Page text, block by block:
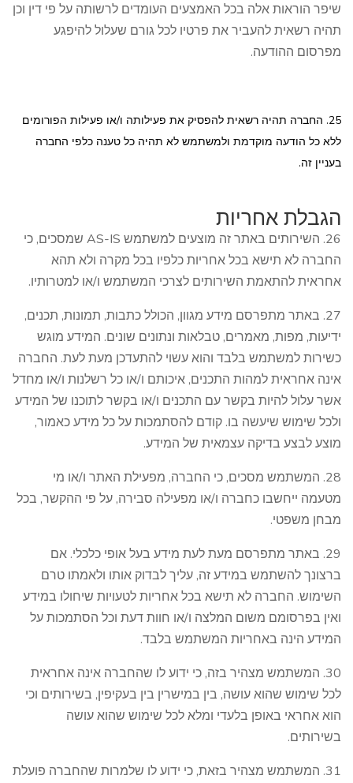
שיפר הוראות אלה בכל האמצעים העומדים לרשותה על פי דין וכן
תהיה רשאית להעביר את פרטיו לכל גורם שעלול להיפגע
מפרסום ההודעה.
25. החברה תהיה רשאית להפסיק את פעילותה ו/או פעילות הפורומים
ללא כל הודעה מוקדמת ולמשתמש לא תהיה כל טענה כלפי החברה
בעניין זה.
הגבלת אחריות
26. השירותים באתר זה מוצעים למשתמש AS-IS שמסכים, כי
החברה לא תישא בכל אחריות כלפיו בכל מקרה ולא תהא
אחראית להתאמת השירותים לצרכי המשתמש ו/או למטרותיו.
27. באתר מתפרסם מידע מגוון, הכולל כתבות, תמונות, תכנים,
ידיעות, מפות, מאמרים, טבלאות ונתונים שונים. המידע מוגש
כשירות למשתמש בלבד והוא עשוי להתעדכן מעת לעת. החברה
אינה אחראית למהות התכנים, איכותם ו/או כל רשלנות ו/או מחדל
אשר עלול להיות בקשר עם התכנים ו/או בקשר לתוכנו של המידע
ולכל שימוש שיעשה בו. קודם להסתמכות על כל מידע כאמור,
מוצע לבצע בדיקה עצמאית של המידע.
28. המשתמש מסכים, כי החברה, מפעילת האתר ו/או מי
מטעמה ייחשבו כחברה ו/או מפעילה סבירה, על פי ההקשר, בכל
מבחן משפטי.
29. באתר מתפרסם מעת לעת מידע בעל אופי כלכלי. אם
ברצונך להשתמש במידע זה, עליך לבדוק אותו ולאמתו טרם
השימוש. החברה לא תישא בכל אחריות לטעויות שיחולו במידע
ואין בפרסומם משום המלצה ו/או חוות דעת וכל הסתמכות על
המידע הינה באחריות המשתמש בלבד.
30. המשתמש מצהיר בזה, כי ידוע לו שהחברה אינה אחראית
לכל שימוש שהוא עושה, בין במישרין בין בעקיפין, בשירותים וכי
הוא אחראי באופן בלעדי ומלא לכל שימוש שהוא עושה
בשירותים.
31. המשתמש מצהיר בזאת, כי ידוע לו שלמרות שהחברה פועלת